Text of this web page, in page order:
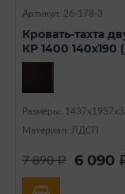
Артикул: 26-178-3
Кровать-тахта
КР 1400 140х190
Размеры:
Материал: ЛДСП
7 890a 6 090